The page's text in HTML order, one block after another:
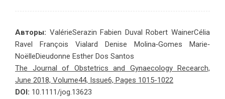
Авторы: ValérieSerazin Fabien Duval Robert WainerCélia
Ravel François Vialard Denise Molina‐Gomes Marie‐
NoëlleDieudonne Esther Dos Santos
The Journal of Obstetrics and Gynaecology Recearch,
June 2018, Volume44, Issue6, Pages 1015-1022
DOI: 10.1111/jog.13623